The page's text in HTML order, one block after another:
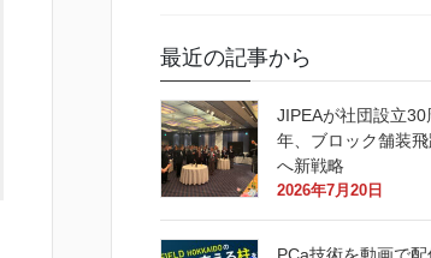
最近の記事から
JIPEAが社団設立30
年、ブロック舗装飛
へ新戦略
2026年7月20日